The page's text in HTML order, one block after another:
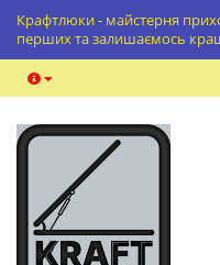
Крафтлюки - майстерня
перших та залишаємось